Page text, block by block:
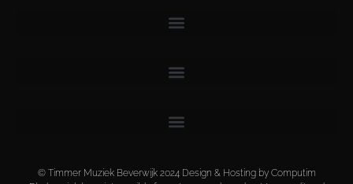
© Timmer Muziek Beverwijk 2024 Design & Hosting by Computim